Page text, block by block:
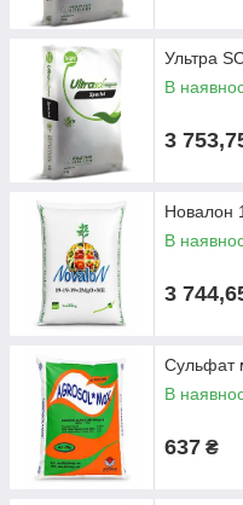
Ультра
В
3
Новалон
В
3
Сульфат
В
637 ₴